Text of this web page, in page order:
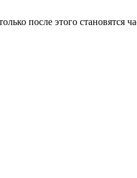
после этого становятся